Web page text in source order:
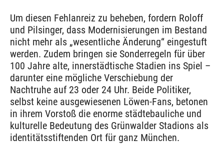
Um diesen Fehlanreiz zu beheben, fordern Roloff
und Pilsinger, dass Modernisierungen im Bestand
nicht mehr als „wesentliche Änderung“ eingestuft
werden. Zudem bringen sie Sonderregeln für über
100 Jahre alte, innerstädtische Stadien ins Spiel –
darunter eine mögliche Verschiebung der
Nachtruhe auf 23 oder 24 Uhr. Beide Politiker,
selbst keine ausgewiesenen Löwen-Fans, betonen
in ihrem Vorstoß die enorme städtebauliche und
kulturelle Bedeutung des Grünwalder Stadions als
identitätsstiftenden Ort für ganz München.